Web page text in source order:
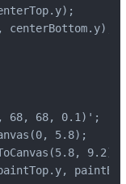
centerBottom.y);
68, 68, 0.1)';
5.8);
9.2);